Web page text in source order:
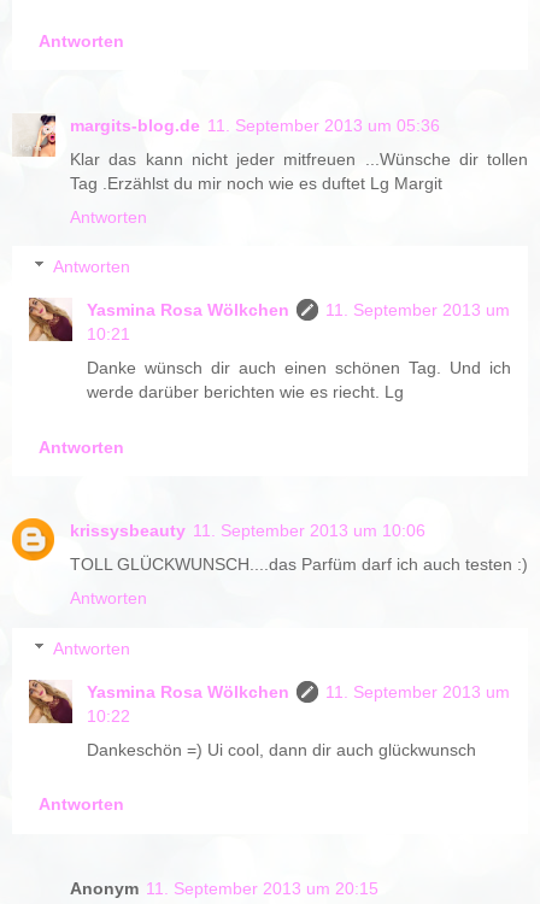
Antworten
margits-blog.de 11. September 2013 um 05:36
Klar das kann nicht jeder mitfreuen ...Wünsche dir tollen
Tag .Erzählst du mir noch wie es duftet Lg Margit
Antworten
Antworten
Yasmina Rosa Wölkchen
11. September 2013 um
10:21
Danke wünsch dir auch einen schönen Tag. Und ich
werde darüber berichten wie es riecht. Lg
Antworten
krissysbeauty 11. September 2013 um 10:06
TOLL GLÜCKWUNSCH....das Parfüm darf ich auch testen :)
Antworten
Antworten
Yasmina Rosa Wölkchen
11. September 2013 um
10:22
Dankeschön =) Ui cool, dann dir auch glückwunsch
Antworten
Anonym 11. September 2013 um 20:15